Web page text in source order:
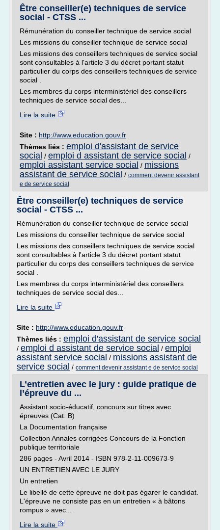
Être conseiller(e) techniques de service
social - CTSS ...
Rémunération du conseiller technique de service social
Les missions du conseiller technique de service social
Les missions des conseillers techniques de service social
sont consultables à l'article 3 du décret portant statut
particulier du corps des conseillers techniques de service
social .
Les membres du corps interministériel des conseillers
techniques de service social des...
Lire la suite
Site : http://www.education.gouv.fr
Thèmes liés : emploi d'assistant de service
social / emploi d assistant de service social /
emploi assistant service social / missions
assistant de service social / comment devenir assistant
e de service social
Être conseiller(e) techniques de service
social - CTSS ...
Rémunération du conseiller technique de service social
Les missions du conseiller technique de service social
Les missions des conseillers techniques de service social
sont consultables à l'article 3 du décret portant statut
particulier du corps des conseillers techniques de service
social .
Les membres du corps interministériel des conseillers
techniques de service social des...
Lire la suite
Site : http://www.education.gouv.fr
Thèmes liés : emploi d'assistant de service social
/ emploi d assistant de service social / emploi
assistant service social / missions assistant de
service social / comment devenir assistant e de service social
L’entretien avec le jury : guide pratique de
l’épreuve du ...
Assistant socio-éducatif, concours sur titres avec
épreuves (Cat. B)
La Documentation française
Collection Annales corrigées Concours de la Fonction
publique territoriale
286 pages - Avril 2014 - ISBN 978-2-11-009673-9
UN ENTRETIEN AVEC LE JURY
Un entretien
Le libellé de cette épreuve ne doit pas égarer le candidat.
L'épreuve ne consiste pas en un entretien « à bâtons
rompus » avec...
Lire la suite